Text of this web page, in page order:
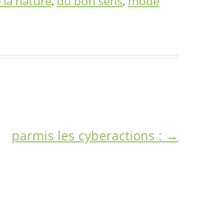
parmis les cyberactions : →